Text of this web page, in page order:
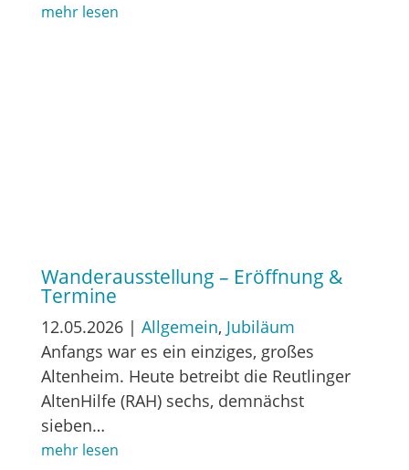
mehr lesen
Wanderausstellung – Eröffnung &
Termine
12.05.2026| Allgemein, Jubiläum
Anfangs war es ein einziges, großes
Altenheim. Heute betreibt die Reutlinger
AltenHilfe (RAH) sechs, demnächst
sieben…
mehr lesen